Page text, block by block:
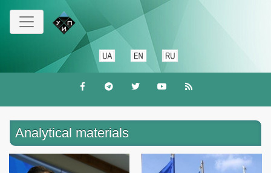
Skip
to
main
content
Analytical materials